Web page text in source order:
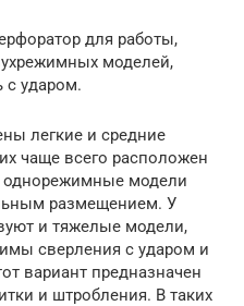
для работы,
моделей,
с ударом.
легкие и средние
чаще всего расположен
однорежимные модели
размещением. У
и тяжелые модели,
сверления с ударом и
вариант предназначен
и штробления. В таких